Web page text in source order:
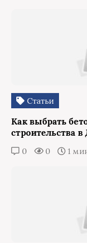
Статьи
Как выбрать
строительства
0 0 1